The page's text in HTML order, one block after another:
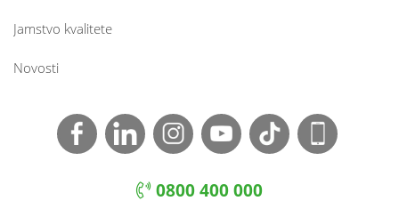
Jamstvo kvalitete
Novosti
0800 400 000